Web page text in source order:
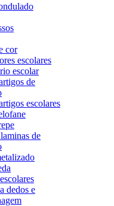
cor
escolares
escolar
de
escolares
de
dedos e